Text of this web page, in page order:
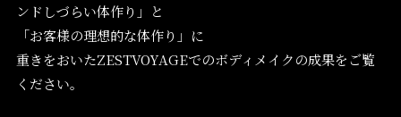
ンドしづらい体作り」と
「お客様の理想的な体作り」に
重きをおいたZESTVOYAGEでのボディメイクの成果をご覧
ください。